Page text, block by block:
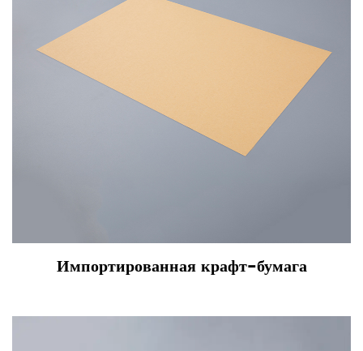
Импортированная крафт-бумага